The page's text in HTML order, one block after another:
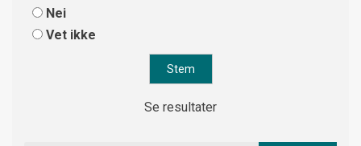
Nei
Vet ikke
Se resultater